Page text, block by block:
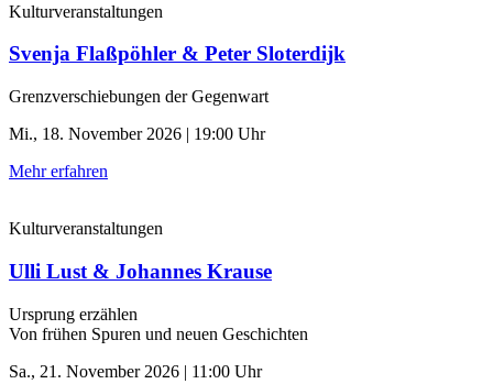
Kulturveranstaltungen
Svenja Flaßpöhler & Peter Sloterdijk
Grenzverschiebungen der Gegenwart
Mi., 18. November 2026 | 19:00 Uhr
Mehr erfahren
Kulturveranstaltungen
Ulli Lust & Johannes Krause
Ursprung erzählen
Von frühen Spuren und neuen Geschichten
Sa., 21. November 2026 | 11:00 Uhr